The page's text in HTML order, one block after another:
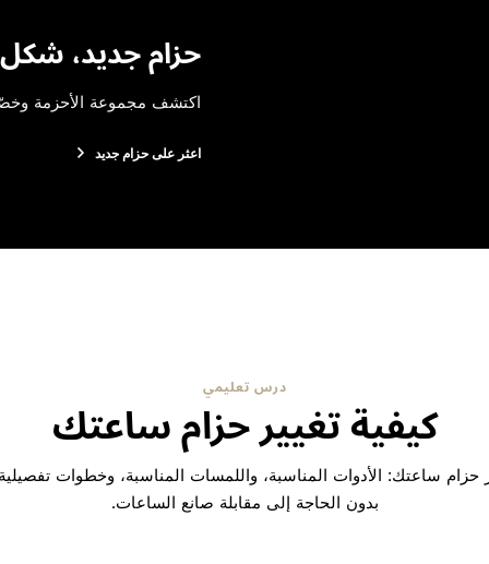
حزام جديد،
اكتشف مجموعة الأحزمة
اعثر على حزام جديد
درس تعليمي
كيفية تغيير حزام ساعتك
حزام ساعتك: الأدوات المناسبة، واللمسات المناسبة، وخطوات
بدون الحاجة إلى مقابلة صانع الساعات.